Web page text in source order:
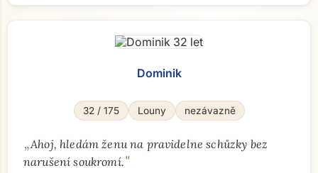
Dominik
32 / 175 Louny nezávazně
„Ahoj, hledám ženu na pravidelne schůzky bez
narušení soukromí."